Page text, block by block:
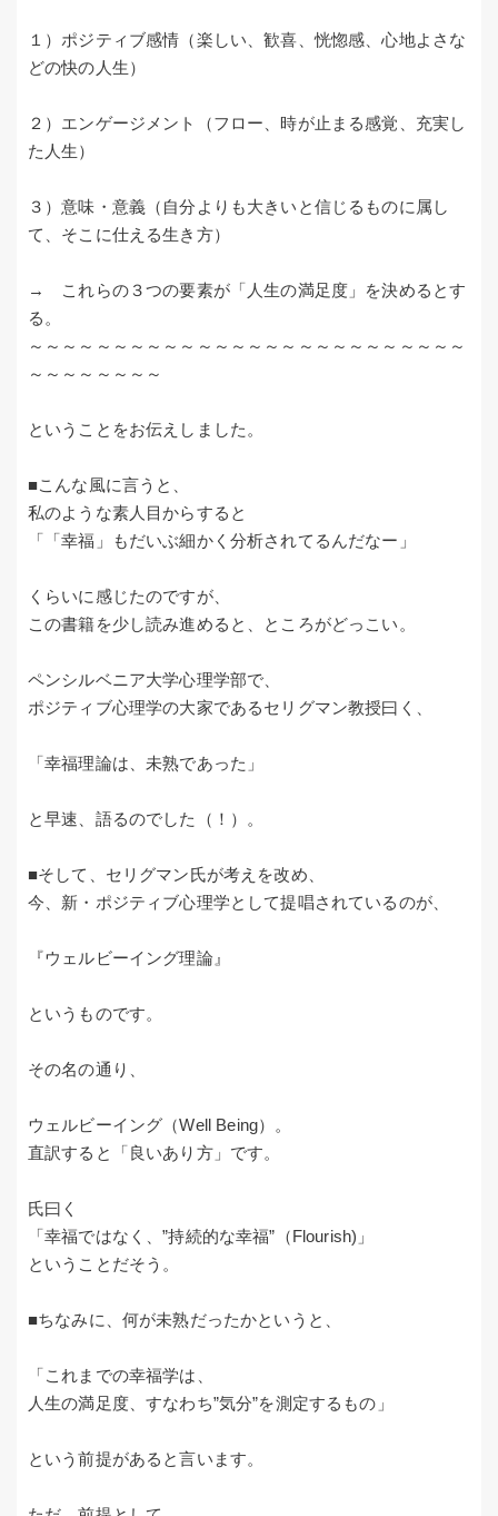
１）ポジティブ感情（楽しい、歓喜、恍惚感、心地よさな
どの快の人生）
２）エンゲージメント（フロー、時が止まる感覚、充実し
た人生）
３）意味・意義（自分よりも大きいと信じるものに属し
て、そこに仕える生き方）
→ これらの３つの要素が「人生の満足度」を決めるとす
る。
～～～～～～～～～～～～～～～～～～～～～～～～～～
～～～～～～～～
ということをお伝えしました。
■こんな風に言うと、
私のような素人目からすると
「「幸福」もだいぶ細かく分析されてるんだなー」
くらいに感じたのですが、
この書籍を少し読み進めると、ところがどっこい。
ペンシルベニア大学心理学部で、
ポジティブ心理学の大家であるセリグマン教授曰く、
「幸福理論は、未熟であった」
と早速、語るのでした（！）。
■そして、セリグマン氏が考えを改め、
今、新・ポジティブ心理学として提唱されているのが、
『ウェルビーイング理論』
というものです。
その名の通り、
ウェルビーイング（Well Being）。
直訳すると「良いあり方」です。
氏曰く
「幸福ではなく、”持続的な幸福”（Flourish)」
ということだそう。
■ちなみに、何が未熟だったかというと、
「これまでの幸福学は、
人生の満足度、すなわち”気分”を測定するもの」
という前提があると言います。